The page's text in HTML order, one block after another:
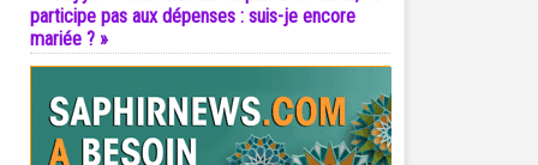
participe pas aux dépenses : suis-je encore
mariée ? »